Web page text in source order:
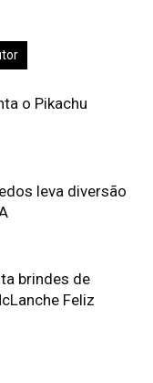
o Pikachu
leva diversão
brindes de
Feliz